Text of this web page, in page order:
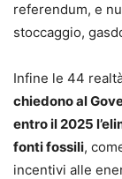
referendum, e
stoccaggio,
Infine le 44
chiedono al
entro il 2025
fonti fossili,
incentivi alle